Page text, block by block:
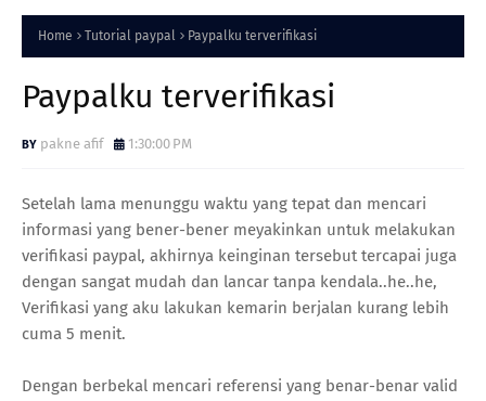
Home Tutorial paypal Paypalku terverifikasi
Paypalku terverifikasi
pakne afif 1:30:00 PM
Setelah lama menunggu waktu yang tepat dan mencari
informasi yang bener-bener meyakinkan untuk melakukan
verifikasi paypal, akhirnya keinginan tersebut tercapai juga
dengan sangat mudah dan lancar tanpa kendala..he..he,
Verifikasi yang aku lakukan kemarin berjalan kurang lebih
cuma 5 menit.
Dengan berbekal mencari referensi yang benar-benar valid